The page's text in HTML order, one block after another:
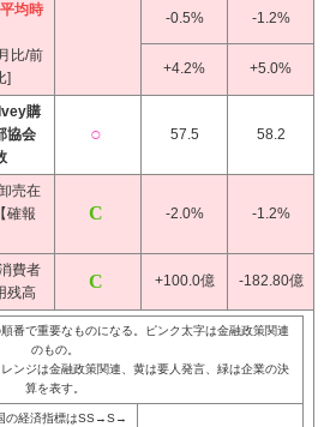
平均時
比/前
]
-0.5% -1.2%
+4.2% +5.0%
購
協会
57.5 58.2
売在
確報
-2.0% -1.2%
費者
残高
+100.0億 -182.80億
番で重要なものになる。ピンク太字は金融政策関連
のもの。
ンジは金融政策関連、黄は要人発言、緑は企業の決
算を表す。
の経済指標はSS→S→